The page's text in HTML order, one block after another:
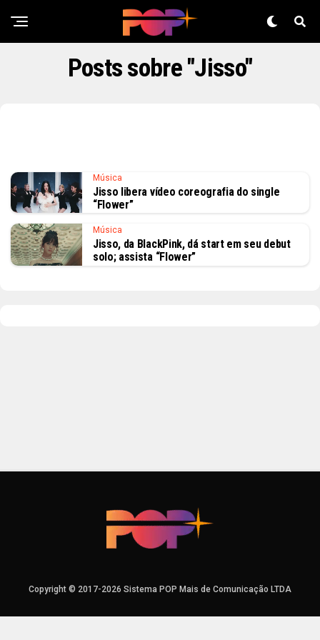
Posts sobre "Jisso"
Música
Jisso libera vídeo coreografia do single
“Flower”
Música
Jisso, da BlackPink, dá start em seu debut
solo; assista “Flower”
Copyright © 2017-2026 Sistema POP Mais de Comunicação LTDA